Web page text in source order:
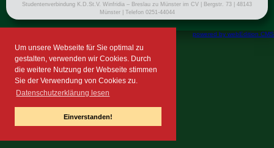
Um unsere Webseite für Sie optimal zu
gestalten, verwenden wir Cookies. Durch
die weitere Nutzung der Webseite stimmen
Sie der Verwendung von Cookies zu.
Datenschutzerklärung lesen
Einverstanden!
Studentenverbindung K.D.St.V. Winfridia – Breslau zu Münster im CV | Bergstr. 73 | 48143
Münster | Telefon 0251-44044
powered by webEdition CMS